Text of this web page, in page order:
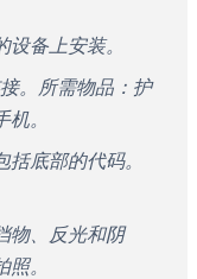
备上安装。
。所需物品：护
。
底部的代码。
物、反光和阴
。